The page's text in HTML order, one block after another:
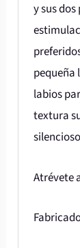
y sus
pequeña
labios
textura
Atrévete